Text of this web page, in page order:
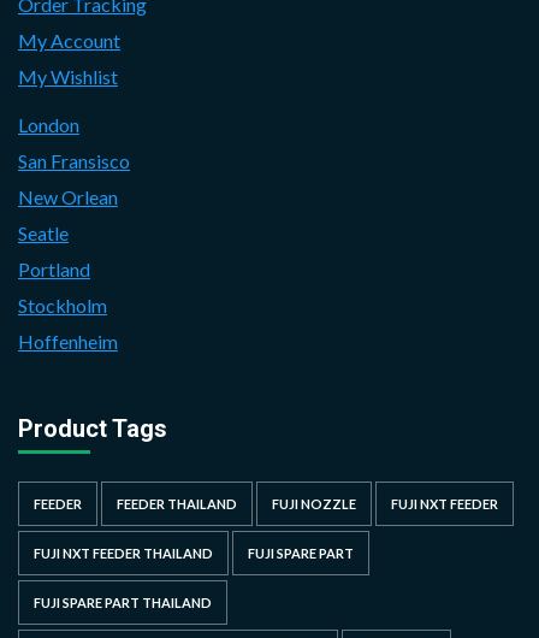
My Account
My Wishlist
London
San Fransisco
New Orlean
Seatle
Portland
Stockholm
Hoffenheim
Product Tags
FEEDER FEEDER THAILAND FUJI NOZZLE FUJI NXT FEEDER
FUJI NXT FEEDER THAILAND FUJI SPARE PART
FUJI SPARE PART THAILAND